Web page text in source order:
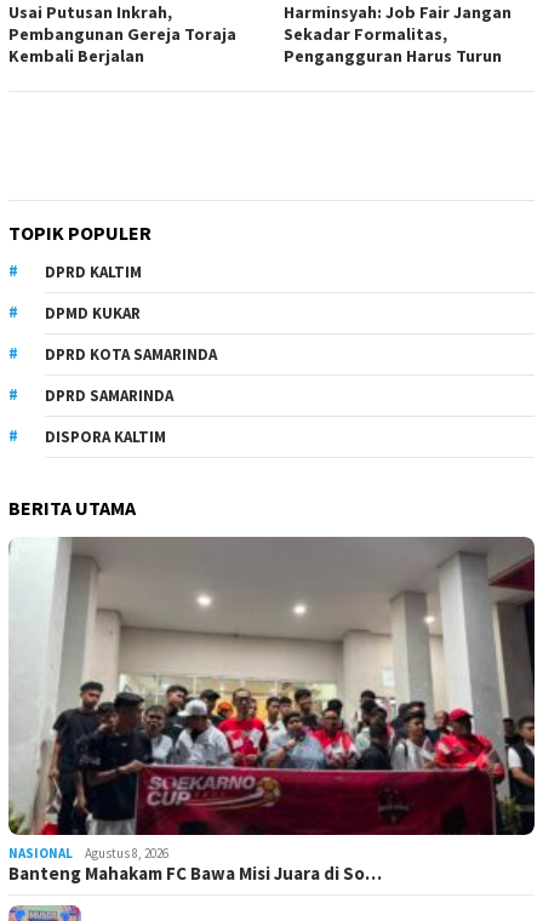
Usai Putusan Inkrah,
Pembangunan Gereja Toraja
Kembali Berjalan
Harminsyah: Job Fair Jangan
Sekadar Formalitas,
Pengangguran Harus Turun
TOPIK POPULER
DPRD KALTIM
DPMD KUKAR
DPRD KOTA SAMARINDA
DPRD SAMARINDA
DISPORA KALTIM
BERITA UTAMA
NASIONAL Agustus 8, 2026
Banteng Mahakam FC Bawa Misi Juara di So…